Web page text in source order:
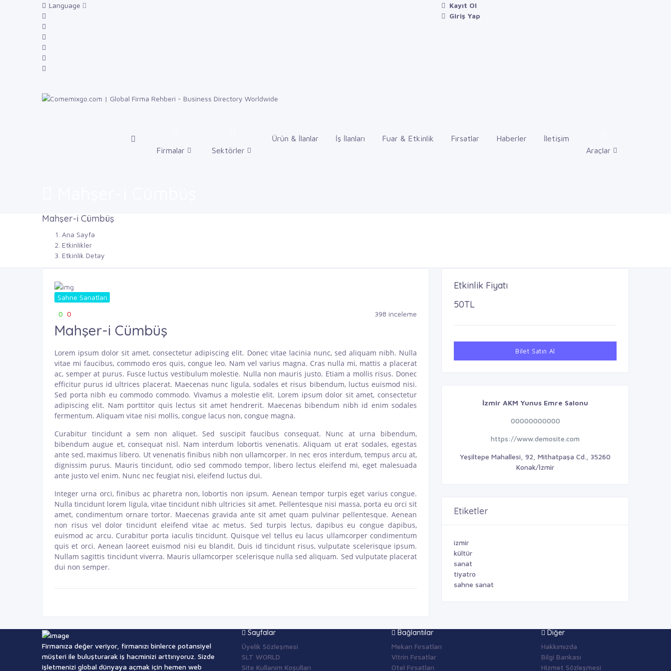
Language
Kayıt Ol
Giriş Yap
Firmalar Sektörler
Ürün & İlanlar İş İlanları Fuar & Etkinlik Fırsatlar Haberler
İletişim
Araçlar
Mahşer-i Cümbüş
Ana Sayfa
Etkinlikler
Etkinlik Detay
Sahne Sanatları
0 0 398 inceleme
Mahşer-i Cümbüş
Lorem ipsum dolor sit amet, consectetur adipiscing elit. Donec vitae lacinia nunc, sed aliquam nibh. Nulla
vitae mi faucibus, commodo eros quis, congue leo. Nam vel varius magna. Cras nulla mi, mattis a placerat
ac, semper at purus. Fusce luctus vestibulum molestie. Nulla non mauris justo. Etiam a mollis risus. Donec
efficitur purus id ultrices placerat. Maecenas nunc ligula, sodales et risus bibendum, luctus euismod nisi.
Sed porta nibh eu commodo commodo. Vivamus a molestie elit. Lorem ipsum dolor sit amet, consectetur
adipiscing elit. Nam porttitor quis lectus sit amet hendrerit. Maecenas bibendum nibh id enim sodales
fermentum. Aliquam vitae nisi mollis, congue lacus non, congue magna.
Curabitur tincidunt a sem non aliquet. Sed suscipit faucibus consequat. Nunc at urna bibendum,
bibendum augue et, consequat nisl. Nam interdum lobortis venenatis. Aliquam ut erat sodales, egestas
ante sed, maximus libero. Ut venenatis finibus nibh non ullamcorper. In nec eros interdum, tempus arcu at,
dignissim purus. Mauris tincidunt, odio sed commodo tempor, libero lectus eleifend mi, eget malesuada
ante justo vel enim. Nunc nec feugiat nisi, eleifend luctus dui.
Integer urna orci, finibus ac pharetra non, lobortis non ipsum. Aenean tempor turpis eget varius congue.
Nulla tincidunt lorem ligula, vitae tincidunt nibh ultricies sit amet. Pellentesque nisi massa, porta eu orci sit
amet, condimentum ornare tortor. Maecenas gravida ante sit amet quam pulvinar pellentesque. Aenean
non risus vel dolor tincidunt eleifend vitae ac metus. Sed turpis lectus, dapibus eu congue dapibus,
euismod ac arcu. Curabitur porta iaculis tincidunt. Quisque vel tellus eu lacus ullamcorper condimentum
quis et orci. Aenean laoreet euismod nisi eu blandit. Duis id tincidunt risus, vulputate scelerisque ipsum.
Nullam sagittis tincidunt viverra. Mauris ullamcorper scelerisque nulla sed aliquam. Sed vulputate placerat
dui non semper.
Etkinlik Fiyatı
50TL
Bilet Satın Al
İzmir AKM Yunus Emre Salonu
00000000000
https://www.demosite.com
Yeşiltepe Mahallesi, 92, Mithatpaşa Cd., 35260
Konak/İzmir
Etiketler
izmir
kültür
sanat
tiyatro
sahne sanat
Firmanıza değer veriyor, firmanızı binlerce potansiyel
müşteri ile buluşturarak iş hacminizi arttırıyoruz. Sizde
işletmenizi global dünyaya açmak için hemen web
Sayfalar
Üyelik Sözleşmesi
SLT WORLD
Site Kullanım Koşulları
Bağlantılar
Mekan Fırsatları
Vitrin Fırsatlar
Otel Fırsatları
Diğer
Hakkımızda
Bilgi Bankası
Hizmet Sözleşmesi